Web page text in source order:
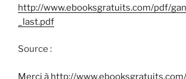
http://www.ebooksgratuits.com/pdf/
_last.pdf
Source :
Merci à http://www.ebooksgratuits.com/